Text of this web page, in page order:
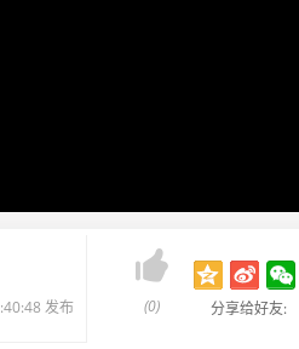
发布

(0) 分享给好友: